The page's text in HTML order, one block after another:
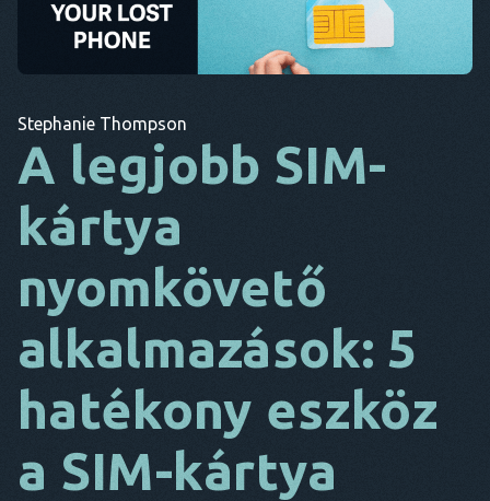
EL
BG
CS
EZ
FR
NL
TR
PT
Twitter Facebook
Stephanie Thompson
A legjobb SIM-
kártya
nyomkövető
alkalmazások: 5
hatékony eszköz
a SIM-kártya